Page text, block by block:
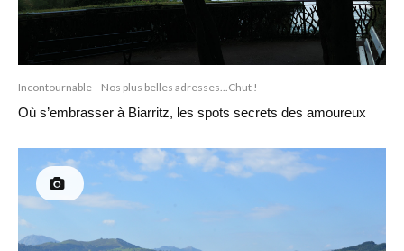
Incontournable Nos plus belles adresses...Chut !
Où s’embrasser à Biarritz, les spots secrets des amoureux